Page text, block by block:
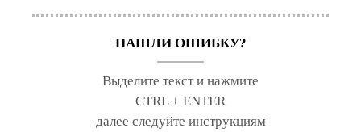
НАШЛИ ОШИБКУ?
Выделите текст и нажмите
CTRL + ENTER
далее следуйте инструкциям